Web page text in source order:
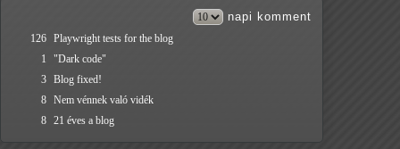
napi komment
126 Playwright tests for the blog
1
"Dark code"
3 Blog fixed!
8 Nem vénnek való vidék
8 21 éves a blog